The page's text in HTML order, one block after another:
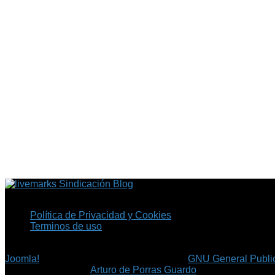
Sindicación Blog
Política de Privacidad y Cookies
Terminos de uso
Joomla!
GNU General
©Arturo de Porras Guardo